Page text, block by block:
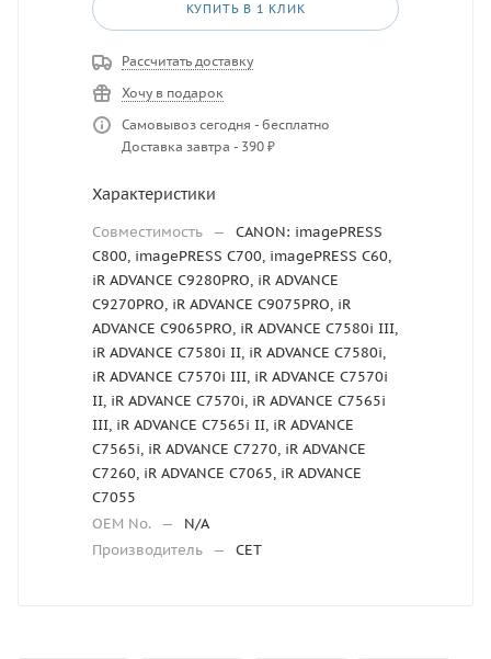
КУПИТЬ В 1 КЛИК
Рассчитать доставку
Хочу в подарок
Самовывоз сегодня - бесплатно
Доставка завтра - 390 ₽
Характеристики
Совместимость —
CANON: imagePRESS
C800, imagePRESS C700, imagePRESS C60,
iR ADVANCE C9280PRO, iR ADVANCE
C9270PRO, iR ADVANCE C9075PRO, iR
ADVANCE C9065PRO, iR ADVANCE C7580i III,
iR ADVANCE C7580i II, iR ADVANCE C7580i,
iR ADVANCE C7570i III, iR ADVANCE C7570i
II, iR ADVANCE C7570i, iR ADVANCE C7565i
III, iR ADVANCE C7565i II, iR ADVANCE
C7565i, iR ADVANCE C7270, iR ADVANCE
C7260, iR ADVANCE C7065, iR ADVANCE
C7055
OEM No.
—
N/A
Производитель — CET